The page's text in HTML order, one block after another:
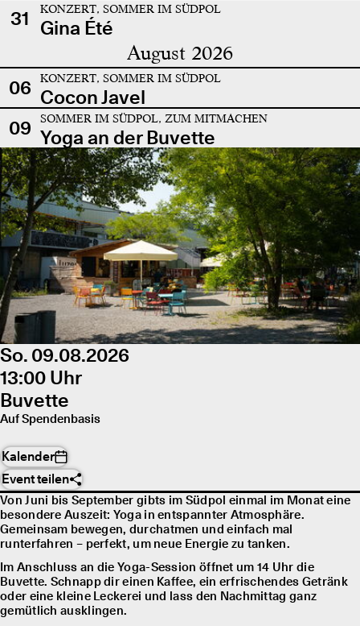
31
KONZERT, SOMMER IM SÜDPOL
Gina Été
August 2026
06 KONZERT, SOMMER IM SÜDPOL
Cocon Javel
09
SOMMER IM SÜDPOL, ZUM MITMACHEN
Yoga an der Buvette
So. 09.08.2026
13:00 Uhr
Buvette
Auf Spendenbasis
Kalender
Event teilen
Von Juni bis September gibts im Südpol einmal im Monat eine
besondere Auszeit: Yoga in entspannter Atmosphäre.
Gemeinsam bewegen, durchatmen und einfach mal
runterfahren – perfekt, um neue Energie zu tanken.
Im Anschluss an die Yoga-Session öffnet um 14 Uhr die
Buvette. Schnapp dir einen Kaffee, ein erfrischendes Getränk
oder eine kleine Leckerei und lass den Nachmittag ganz
gemütlich ausklingen.